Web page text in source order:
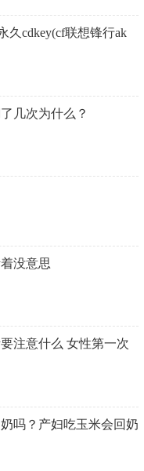
久cdkey(cf联想锋行ak
几次为什么？
没意思
注意什么 女性第一次
吗？产妇吃玉米会回奶